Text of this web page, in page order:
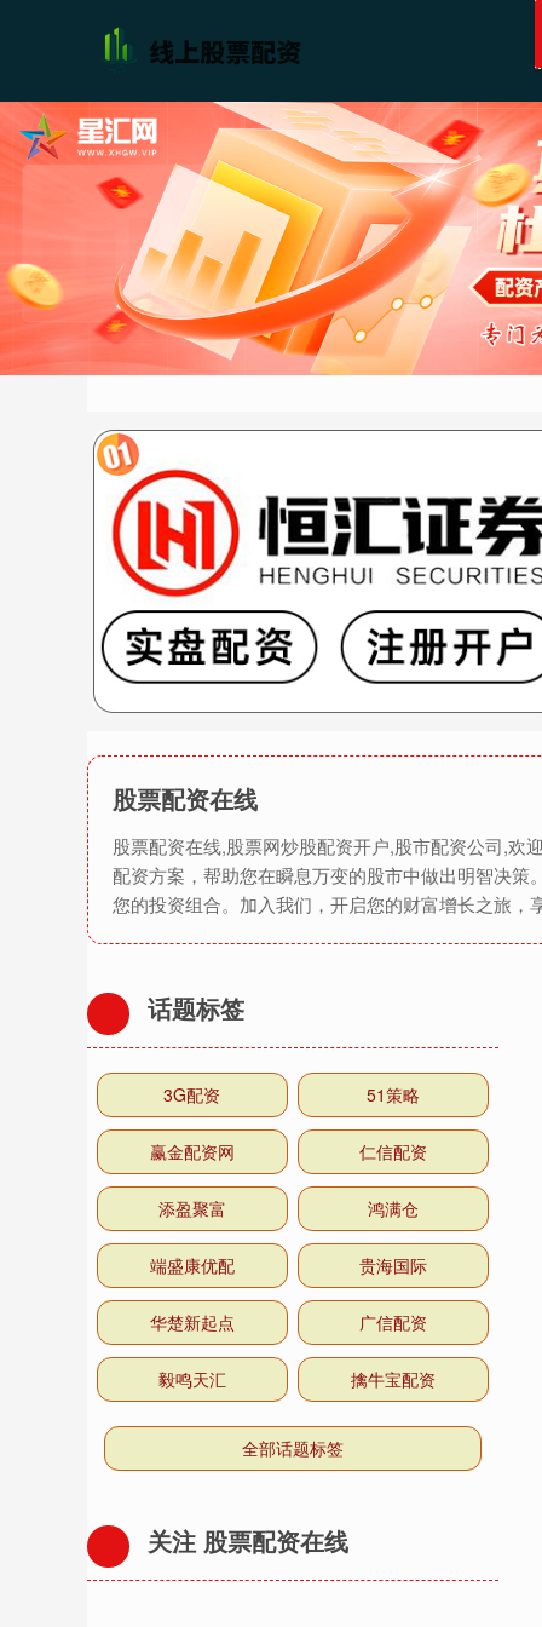
股票配资在线
股票配资在线,股票网炒股配资开户,股市配资公司,
配资方案，帮助您在瞬息万变的股市中做出明智决
您的投资组合。加入我们，开启您的财富增长之旅，
话题标签
3G配资 51策略
赢金配资网 仁信配资
添盈聚富 鸿满仓
端盛康优配 贵海国际
华楚新起点 广信配资
毅鸣天汇 擒牛宝配资
全部话题标签
关注 股票配资在线